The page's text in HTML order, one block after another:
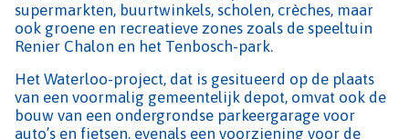
supermarkten, buurtwinkels, scholen, crèches, maar
ook groene en recreatieve zones zoals de speeltuin
Renier Chalon en het Tenbosch-park.
Het Waterloo-project, dat is gesitueerd op de plaats
van een voormalig gemeentelijk depot, omvat ook de
bouw van een ondergrondse parkeergarage voor
auto’s en fietsen, evenals een voorziening voor de